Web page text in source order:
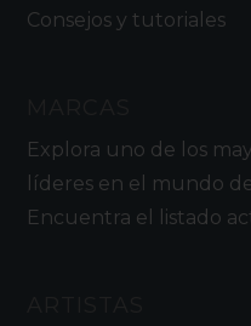
Consejos y tutoriales
Explora uno de los
líderes en el mundo
Encuentra el listado